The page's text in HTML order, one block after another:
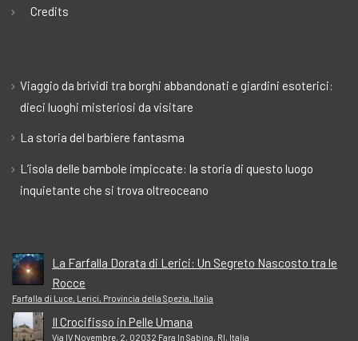
Credits
Viaggio da brividi tra borghi abbandonati e giardini esoterici:
dieci luoghi misteriosi da visitare
La storia del barbiere fantasma
L’isola delle bambole impiccate: la storia di questo luogo
inquietante che si trova oltreoceano
La Farfalla Dorata di Lerici: Un Segreto Nascosto tra le
Rocce
Farfalla di Luce, Lerici, Provincia della Spezia, Italia
Il Crocifisso in Pelle Umana
Via IV Novembre, 2, 02032 Fara In Sabina, RI, Italia